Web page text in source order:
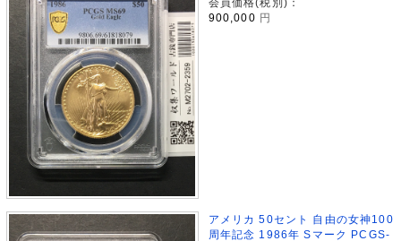
900,000 円
アメリカ 50セント 自由の女神100
周年記念 1986年 Sマーク PCGS-